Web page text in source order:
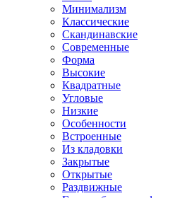
Минимализм
Классические
Скандинавские
Современные
Форма
Высокие
Квадратные
Угловые
Низкие
Особенности
Встроенные
Из кладовки
Закрытые
Открытые
Раздвижные